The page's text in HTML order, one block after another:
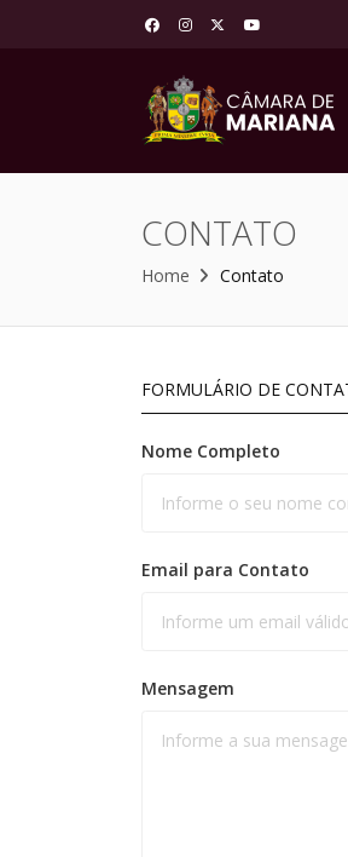
CONTATO
Home Contato
FORMULÁRIO DE
Nome Completo
Email para Contato
Mensagem